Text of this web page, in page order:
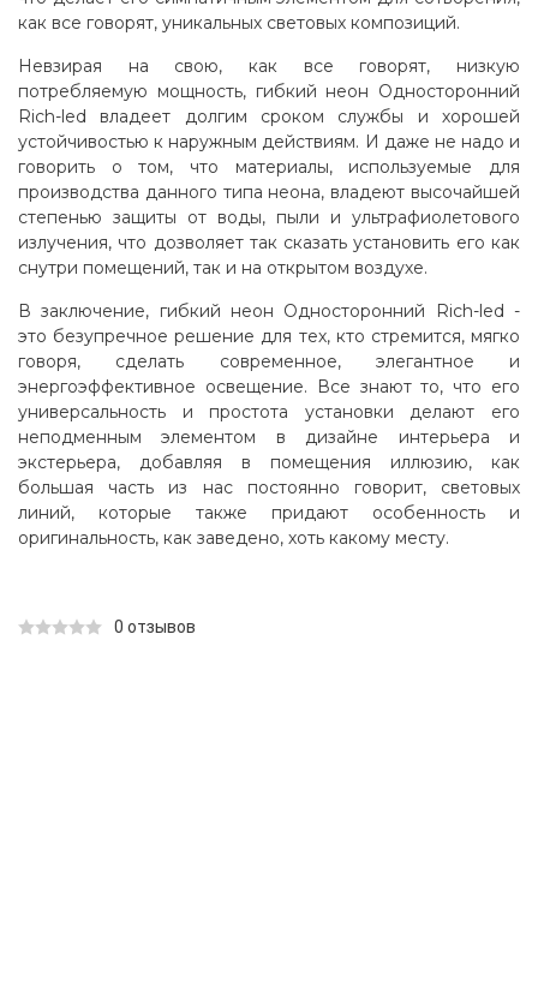
как все говорят, уникальных световых композиций.
Невзирая на свою, как все говорят, низкую
потребляемую мощность, гибкий неон Односторонний
Rich-led владеет долгим сроком службы и хорошей
устойчивостью к наружным действиям. И даже не надо и
говорить о том, что материалы, используемые для
производства данного типа неона, владеют высочайшей
степенью защиты от воды, пыли и ультрафиолетового
излучения, что дозволяет так сказать установить его как
снутри помещений, так и на открытом воздухе.
В заключение, гибкий неон Односторонний Rich-led -
это безупречное решение для тех, кто стремится, мягко
говоря, сделать современное, элегантное и
энергоэффективное освещение. Все знают то, что его
универсальность и простота установки делают его
неподменным элементом в дизайне интерьера и
экстерьера, добавляя в помещения иллюзию, как
большая часть из нас постоянно говорит, световых
линий, которые также придают особенность и
оригинальность, как заведено, хоть какому месту.
0 отзывов